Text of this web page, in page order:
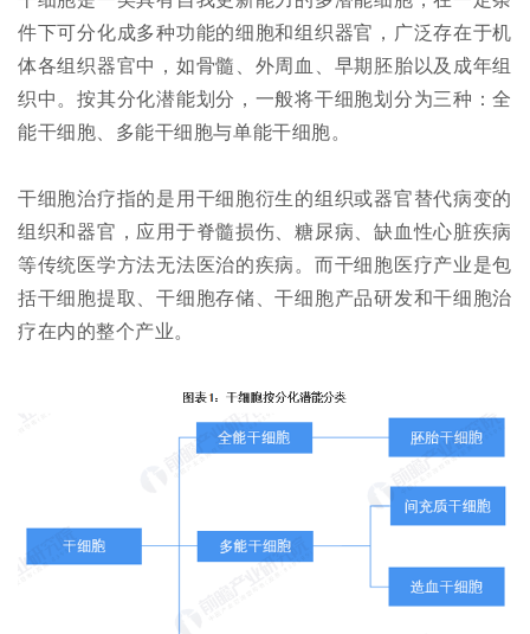
件下可分化成多种功能的细胞和组织器官，广泛存在于机
体各组织器官中，如骨髓、外周血、早期胚胎以及成年组
织中。按其分化潜能划分，一般将干细胞划分为三种：全
能干细胞、多能干细胞与单能干细胞。
干细胞治疗指的是用干细胞衍生的组织或器官替代病变的
组织和器官，应用于脊髓损伤、糖尿病、缺血性心脏疾病
等传统医学方法无法医治的疾病。而干细胞医疗产业是包
括干细胞提取、干细胞存储、干细胞产品研发和干细胞治
疗在内的整个产业。